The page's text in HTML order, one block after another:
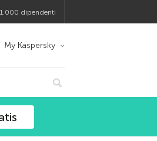
dipendenti
My Kaspersky